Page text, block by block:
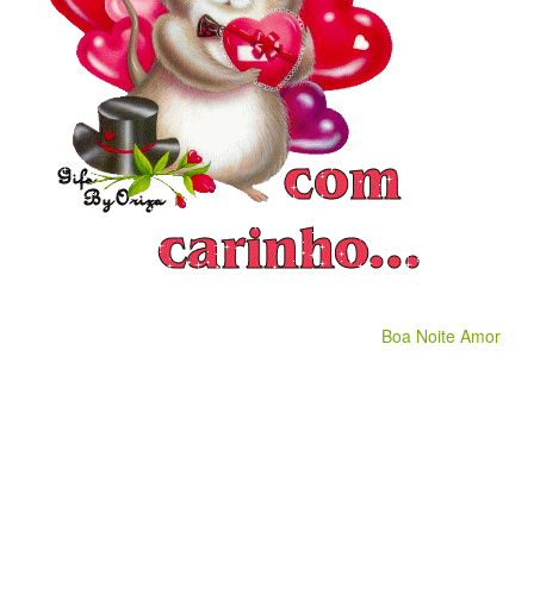
Boa Noite Amor